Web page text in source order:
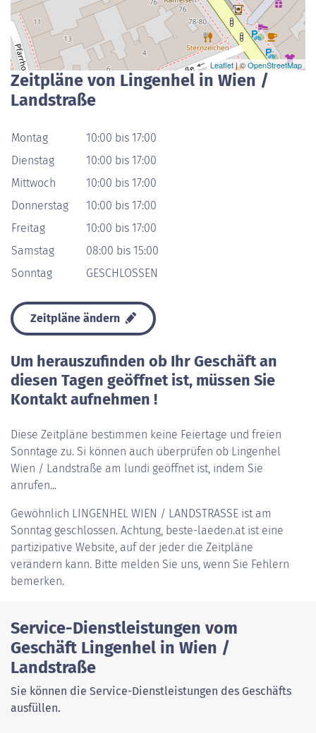
Leaflet| ©OpenStreetMap
Zeitpläne von Lingenhel in Wien /
Landstraße
Montag
10:00 bis 17:00
Dienstag
10:00 bis 17:00
Mittwoch
10:00 bis 17:00
Donnerstag
10:00 bis 17:00
Freitag
10:00 bis 17:00
Samstag
08:00 bis 15:00
Sonntag
GESCHLOSSEN
Zeitpläne ändern
Um herauszufinden ob Ihr Geschäft an
diesen Tagen geöffnet ist, müssen Sie
Kontakt aufnehmen !
Diese Zeitpläne bestimmen keine Feiertage und freien
Sonntage zu. Si können auch überprüfen ob Lingenhel
Wien / Landstraße am lundi geöffnet ist, indem Sie
anrufen...
Gewöhnlich LINGENHEL WIEN / LANDSTRASSE
ist am
Sonntag geschlossen. Achtung, beste-laeden.at ist eine
partizipative Website, auf der jeder die Zeitpläne
verändern kann. Bitte melden Sie uns, wenn Sie Fehlern
bemerken.
Service-Dienstleistungen vom
Geschäft Lingenhel in Wien /
Landstraße
Sie können die Service-Dienstleistungen des Geschäfts
ausfüllen.